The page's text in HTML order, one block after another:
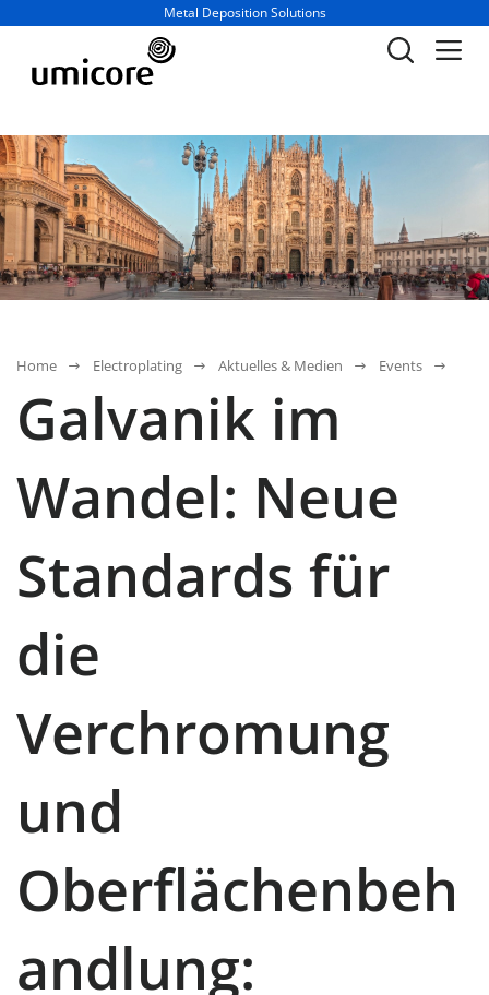
Geschäftsbereich / Abteilung:
Metal Deposition Solutions
Home Electroplating Aktuelles & Medien Events
Galvanik im
Wandel: Neue
Standards für
die
Verchromung
und
Oberflächenbeh
andlung: